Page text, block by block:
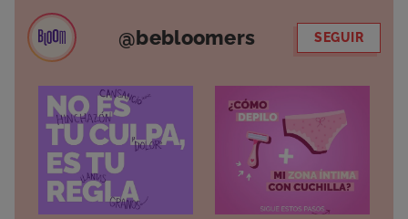
@bebloomers SEGUIR